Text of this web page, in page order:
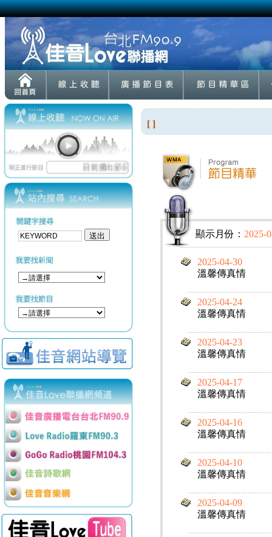
[ ]
顯示月份： 2025-
2025-04-30
溫馨傳真情
2025-04-24
溫馨傳真情
2025-04-23
溫馨傳真情
2025-04-17
溫馨傳真情
2025-04-16
溫馨傳真情
2025-04-10
溫馨傳真情
2025-04-09
溫馨傳真情